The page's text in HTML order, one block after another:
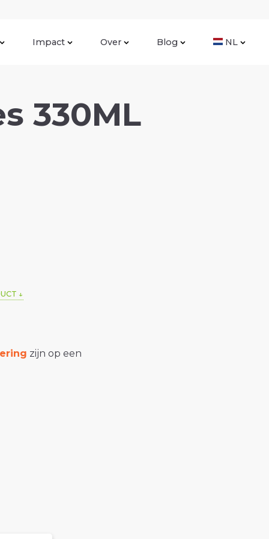
Impact Over Blog NL
330ML
zijn op een